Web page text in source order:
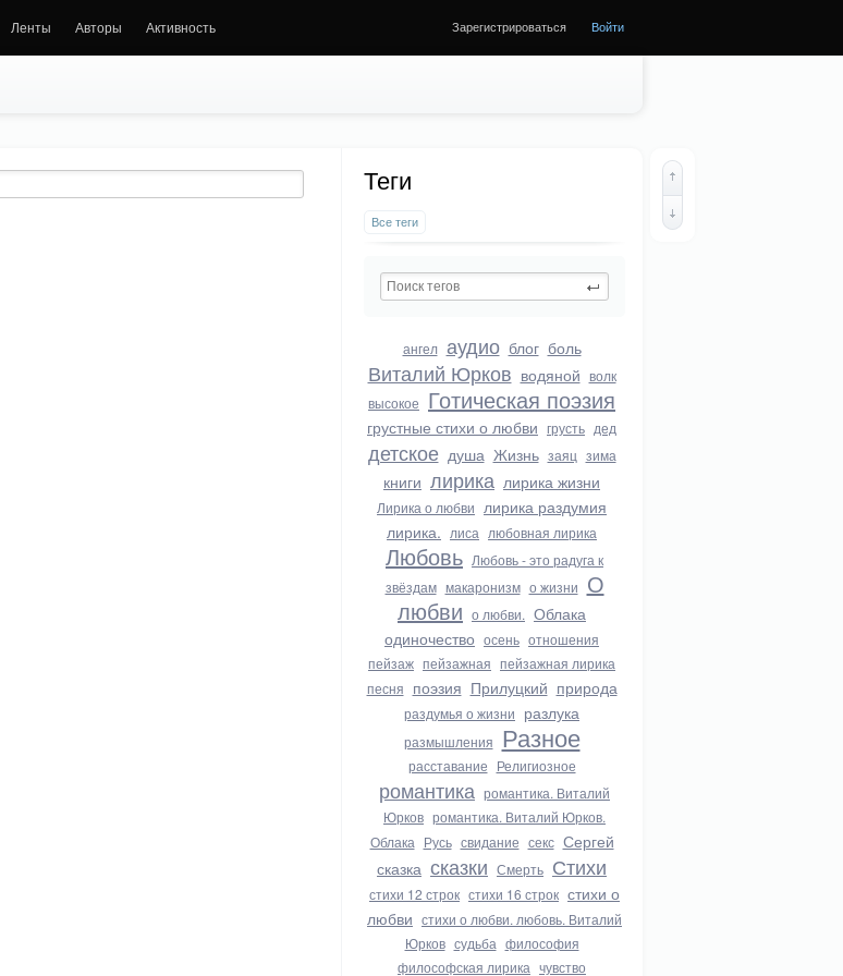
Ленты Авторы Активность Зарегистрироваться Войти
Теги
Все теги
ангел аудио блог боль
Виталий Юрков водяной волк
высокое Готическая поэзия
грустные стихи о любви грусть дед
детское душа Жизнь заяц зима
книги лирика лирика жизни
Лирика о любви лирика раздумия
лирика. лиса любовная лирика
Любовь Любовь - это радуга к
звёздам макаронизм о жизни О
любви о любви. Облака
одиночество осень отношения
пейзаж пейзажная пейзажная лирика
песня поэзия Прилуцкий природа
раздумья о жизни разлука
размышления Разное
расставание Религиозное
романтика романтика. Виталий
Юрков романтика. Виталий Юрков.
Облака Русь свидание секс Сергей
сказка сказки Смерть Стихи
стихи 12 строк стихи 16 строк стихи о
любви стихи о любви. любовь. Виталий
Юрков судьба философия
философская лирика чувство